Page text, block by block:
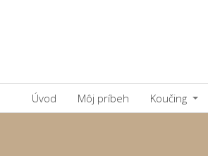
Úvod Môj príbeh Koučing